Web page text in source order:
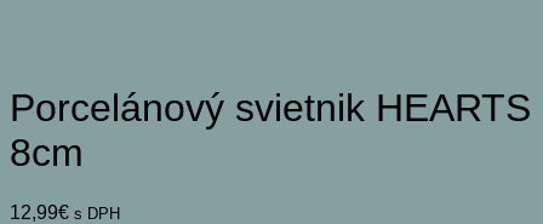
Porcelánový svietnik HEARTS
8cm
12,99€ s DPH